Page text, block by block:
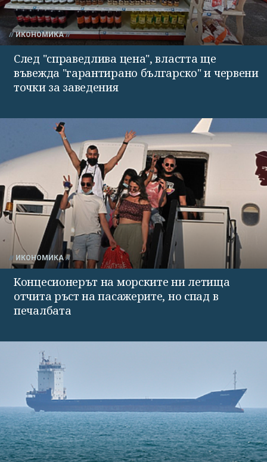
ИКОНОМИКА
След "справедлива цена", властта ще
въвежда "гарантирано българско" и червени
точки за заведения
ИКОНОМИКА
Концесионерът на морските ни летища
отчита ръст на пасажерите, но спад в
печалбата